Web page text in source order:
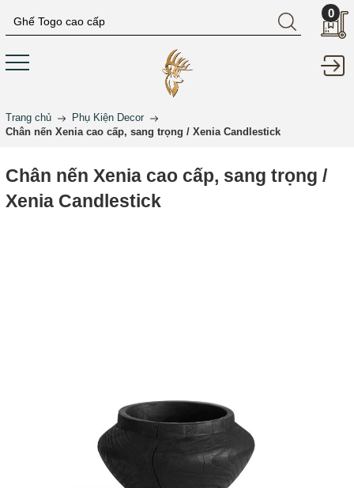
0
Trang chủ
Phụ Kiện Decor
Chân nến Xenia cao cấp, sang trọng / Xenia Candlestick
Chân nến Xenia cao cấp, sang trọng /
Xenia Candlestick